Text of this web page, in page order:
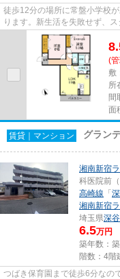
徒歩12分の場所に常盤小学校
ります。新生活を失敗せず、
恋」はいかがでしょうか。深...
(
敷
所
間
面
賃貸｜マンション グラン
湘南新宿
科医院前
高崎線 「
湘南新宿
埼玉県深
6.5万円
築年数：
階数：4階
つばき保育園まで徒歩6分なの